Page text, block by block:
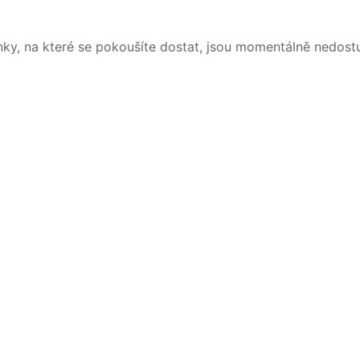
na které se pokoušíte dostat, jsou momentálně